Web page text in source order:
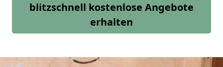
blitzschnell kostenlose Angebote
erhalten